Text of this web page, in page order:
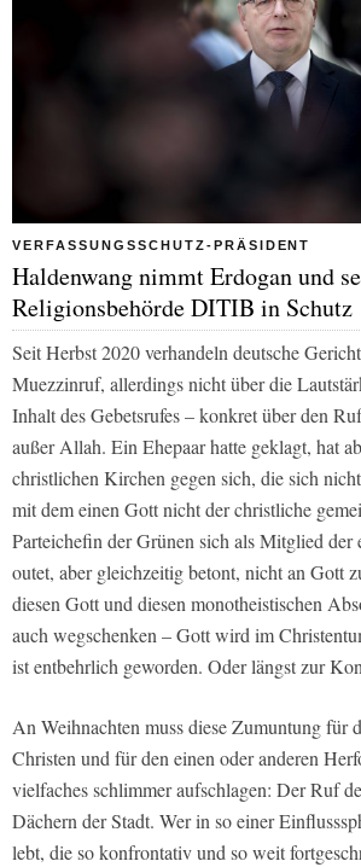
VERFASSUNGSSCHUTZ-PRÄSIDENT
Haldenwang nimmt Erdogan und
Religionsbehörde DITIB in Schutz
Seit Herbst 2020 verhandeln deutsche
Muezzinruf, allerdings nicht über die
Inhalt des Gebetsrufes – konkret über den
außer Allah. Ein Ehepaar hatte geklagt, hat
christlichen Kirchen gegen sich, die sich
mit dem einen Gott nicht der christliche
Parteichefin der Grünen sich als Mitglied der
outet, aber gleichzeitig betont, nicht an Gott
diesen Gott und diesen monotheistischen
auch wegschenken – Gott wird im
ist entbehrlich geworden. Oder längst zur
An Weihnachten muss diese Zumuntung für
Christen und für den einen oder anderen
vielfaches schlimmer aufschlagen: Der Ruf
Dächern der Stadt. Wer in so einer
lebt, die so konfrontativ und so weit